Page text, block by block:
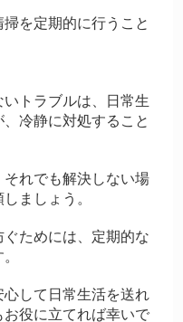
を定期的に行うこと
トラブルは、日常生
冷静に対処すること
れでも解決しない場
ましょう。
ためには、定期的な
して日常生活を送れ
役に立てれば幸いで